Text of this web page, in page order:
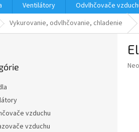
Ventilátory Odvlhčovače
Vykurovanie, odvlhčovanie, chladenie
vzduchu
vzduchu